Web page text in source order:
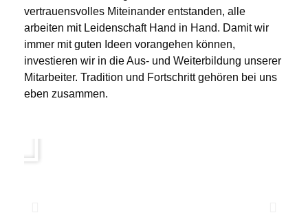
vertrauensvolles Miteinander entstanden, alle
arbeiten mit Leidenschaft Hand in Hand. Damit wir
immer mit guten Ideen vorangehen können,
investieren wir in die Aus- und Weiterbildung unserer
Mitarbeiter. Tradition und Fortschritt gehören bei uns
eben zusammen.